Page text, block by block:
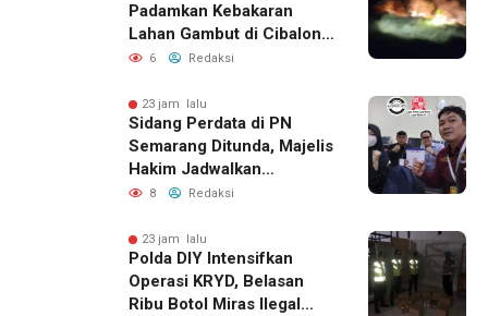
Padamkan Kebakaran
Lahan Gambut di Cibalong,
Permukiman Warga
6 Redaksi
23 jam lalu
Sidang Perdata di PN
Semarang Ditunda, Majelis
Hakim Jadwalkan
Pemanggilan Ulang BPR
8 Redaksi
23 jam lalu
Polda DIY Intensifkan
Operasi KRYD, Belasan
Ribu Botol Miras Ilegal